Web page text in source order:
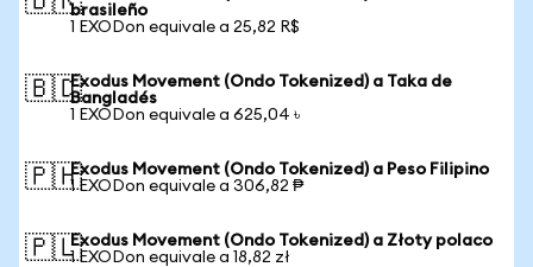
brasileño
1 EXODon equivale a 25,82 R$
🇧🇩Exodus Movement (Ondo Tokenized) a Taka de
Bangladés
1 EXODon equivale a 625,04 ৳
🇵🇭Exodus Movement (Ondo Tokenized) a Peso Filipino
1 EXODon equivale a 306,82 ₱
🇵🇱Exodus Movement (Ondo Tokenized) a Złoty polaco
1 EXODon equivale a 18,82 zł